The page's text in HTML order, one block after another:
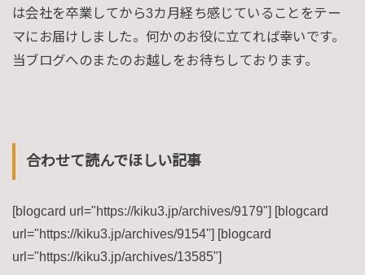
は会社を卒業してから3カ月経ち感じていることをテー
マにお届けしました。何かのお役に立てれば幸いです。
当ブログへのまたのお越しをお待ちしております。
合わせて読んでほしい記事
[blogcard url="https://kiku3.jp/archives/9179"] [blogcard
url="https://kiku3.jp/archives/9154"] [blogcard
url="https://kiku3.jp/archives/13585"]